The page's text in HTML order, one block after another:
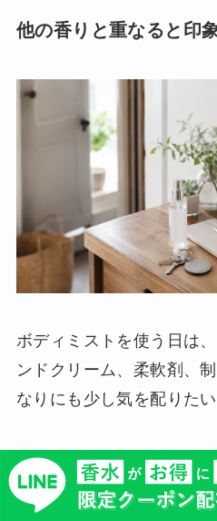
他の香りと重なると印
ボディミストを使う日は
ンドクリーム、柔軟剤、
なりにも少し気を配りたい
それぞれはよい香りでも
甘さが強くなったり、清